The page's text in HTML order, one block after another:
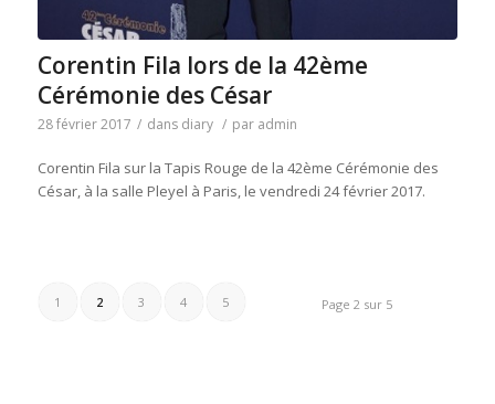
Corentin Fila lors de la 42ème
Cérémonie des César
28 février 2017 / dans diary / par admin
Corentin Fila sur la Tapis Rouge de la 42ème Cérémonie des
César, à la salle Pleyel à Paris, le vendredi 24 février 2017.
Page 2 sur 5
1 2 3 4 5